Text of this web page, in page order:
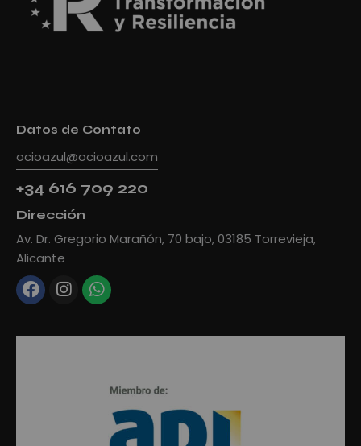
Datos de Contato
ocioazul@ocioazul.com
+34 616 709 220
Dirección
Av. Dr. Gregorio Marañón, 70 bajo, 03185 Torrevieja,
Alicante